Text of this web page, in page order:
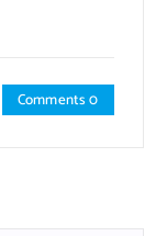
Comments 0